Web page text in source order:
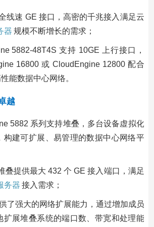
线速 GE 接口，高密的千兆接入满足云
器 规模不断增长的需求；
5882-48T4S 支持 10GE 上行接口，
16800 或 CloudEngine 12800 配合
能数据中心网络。
越
5882 系列支持堆叠，多台设备虚拟化
构建可扩展、易管理的数据中心网络平
叠提供最大 432 个 GE 接入端口，满足
务器 接入需求；
了强大的网络扩展能力，通过增加成员
扩展堆叠系统的端口数、带宽和处理能